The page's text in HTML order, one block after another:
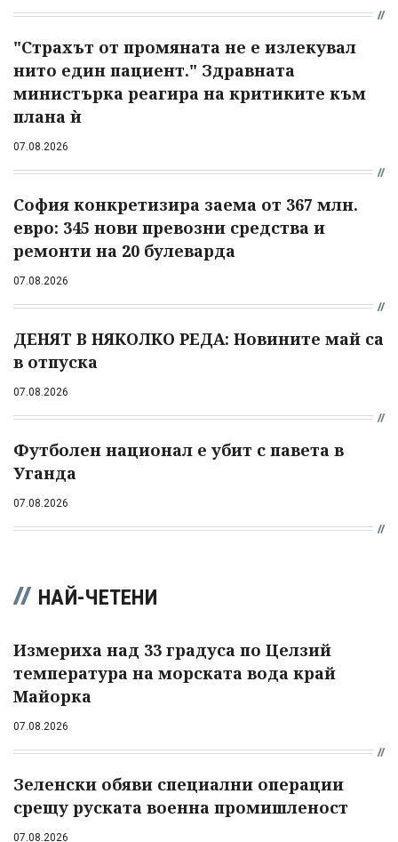
"Страхът от промяната не е излекувал
нито един пациент." Здравната
министърка реагира на критиките към
плана ѝ
07.08.2026
София конкретизира заема от 367 млн.
евро: 345 нови превозни средства и
ремонти на 20 булеварда
07.08.2026
ДЕНЯТ В НЯКОЛКО РЕДА: Новините май са
в отпуска
07.08.2026
Футболен национал е убит с павета в
Уганда
07.08.2026
НАЙ-ЧЕТЕНИ
Измериха над 33 градуса по Целзий
температура на морската вода край
Майорка
07.08.2026
Зеленски обяви специални операции
срещу руската военна промишленост
07.08.2026